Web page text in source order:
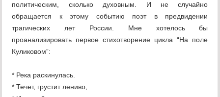
политическим, сколько духовным. И не случайно
обращается к этому событию поэт в предвидении
трагических лет России. Мне хотелось бы
проанализировать первое стихотворение цикла “На поле
Куликовом”:
* Река раскинулась.
* Течет, грустит лениво,